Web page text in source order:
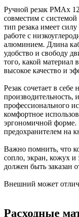
Ручной резак PMAx
совместим с
тип резака имеет
работе с
алюминием. Длина
удобство и свободу
того, какой материал
высокое качество и
Резак сочетает в
производительность,
профессионального
комфортное
эргономичной форме.
предохранителем на
Важно помнить, что
сопло, экран, кожух и
должен быть заказан
Внешний может
Расходные